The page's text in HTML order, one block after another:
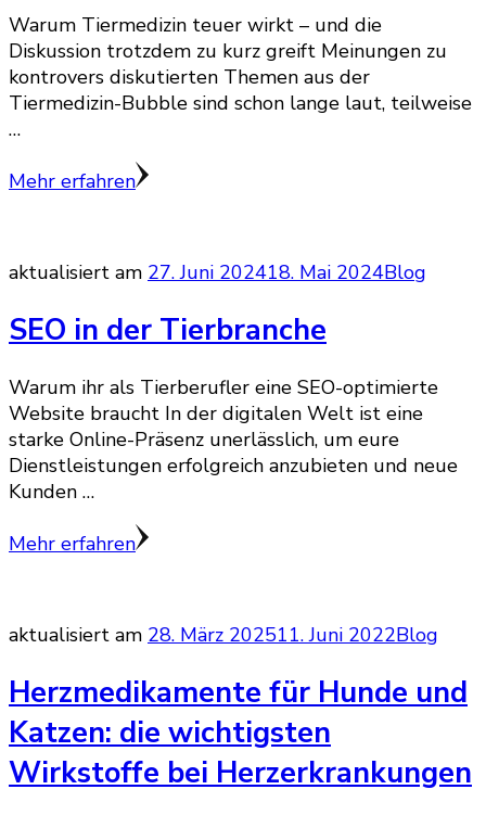
Warum Tiermedizin teuer wirkt – und die
Diskussion trotzdem zu kurz greift Meinungen zu
kontrovers diskutierten Themen aus der
Tiermedizin-Bubble sind schon lange laut, teilweise
…
Mehr erfahren
aktualisiert am 27. Juni 202418. Mai 2024Blog
SEO in der Tierbranche
Warum ihr als Tierberufler eine SEO-optimierte
Website braucht In der digitalen Welt ist eine
starke Online-Präsenz unerlässlich, um eure
Dienstleistungen erfolgreich anzubieten und neue
Kunden …
Mehr erfahren
aktualisiert am 28. März 202511. Juni 2022Blog
Herzmedikamente für Hunde und
Katzen: die wichtigsten
Wirkstoffe bei Herzerkrankungen